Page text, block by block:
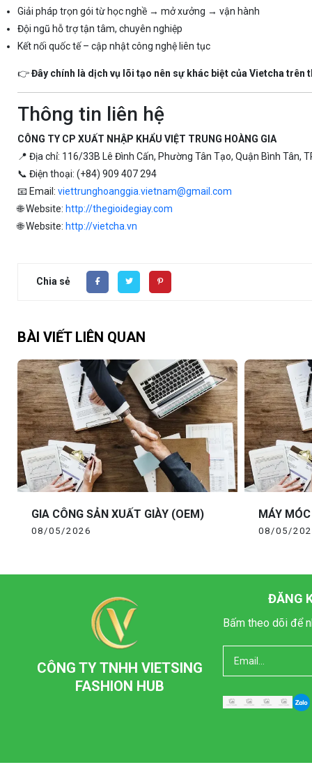
Giải pháp trọn gói từ học nghề → mở xưởng → vận hành
Đội ngũ hỗ trợ tận tâm, chuyên nghiệp
Kết nối quốc tế – cập nhật công nghệ liên tục
👉Đây chính là dịch vụ lõi tạo nên sự khác biệt của Vietcha trên
Thông tin liên hệ
CÔNG TY CP XUẤT NHẬP KHẨU VIỆT TRUNG HOÀNG GIA
📍 Địa chỉ: 116/33B Lê Đình Cấn, Phường Tân Tạo, Quận Bình Tân,
📞 Điện thoại: (+84) 909 407 294
📧 Email: viettrunghoanggia.vietnam@gmail.com
🌐 Website: http://thegioidegiay.com
🌐 Website: http://vietcha.vn
Chia sẻ
BÀI VIẾT LIÊN QUAN
GIA CÔNG SẢN XUẤT GIÀY (OEM)
08/05/2026
MÁY
08/05/
CÔNG TY TNHH VIETSING
FASHION HUB
ĐĂNG
Bấm theo dõi để